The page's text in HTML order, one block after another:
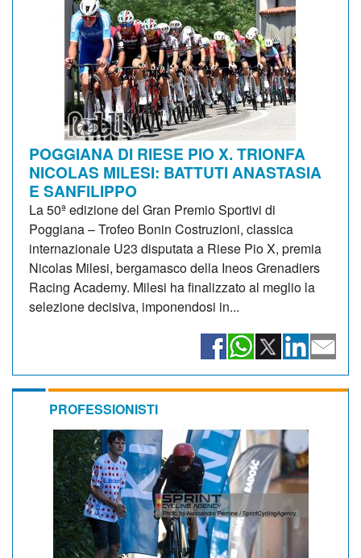
POGGIANA DI RIESE PIO X. TRIONFA
NICOLAS MILESI: BATTUTI ANASTASIA
E SANFILIPPO
La 50ª edizione del Gran Premio Sportivi di
Poggiana – Trofeo Bonin Costruzioni, classica
internazionale U23 disputata a Riese Pio X, premia
Nicolas Milesi, bergamasco della Ineos Grenadiers
Racing Academy. Milesi ha finalizzato al meglio la
selezione decisiva, imponendosi in...
PROFESSIONISTI